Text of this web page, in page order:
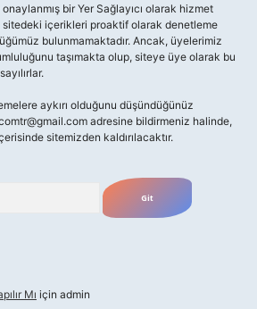
bir Yer Sağlayıcı olarak hizmet
sitedeki içerikleri proaktif olarak denetleme
bulunmamaktadır. Ancak, üyelerimiz
taşımakta olup, siteye üye olarak bu
aykırı olduğunu düşündüğünüz
adresine bildirmeniz halinde,
sitemizden kaldırılacaktır.
Mı için admin